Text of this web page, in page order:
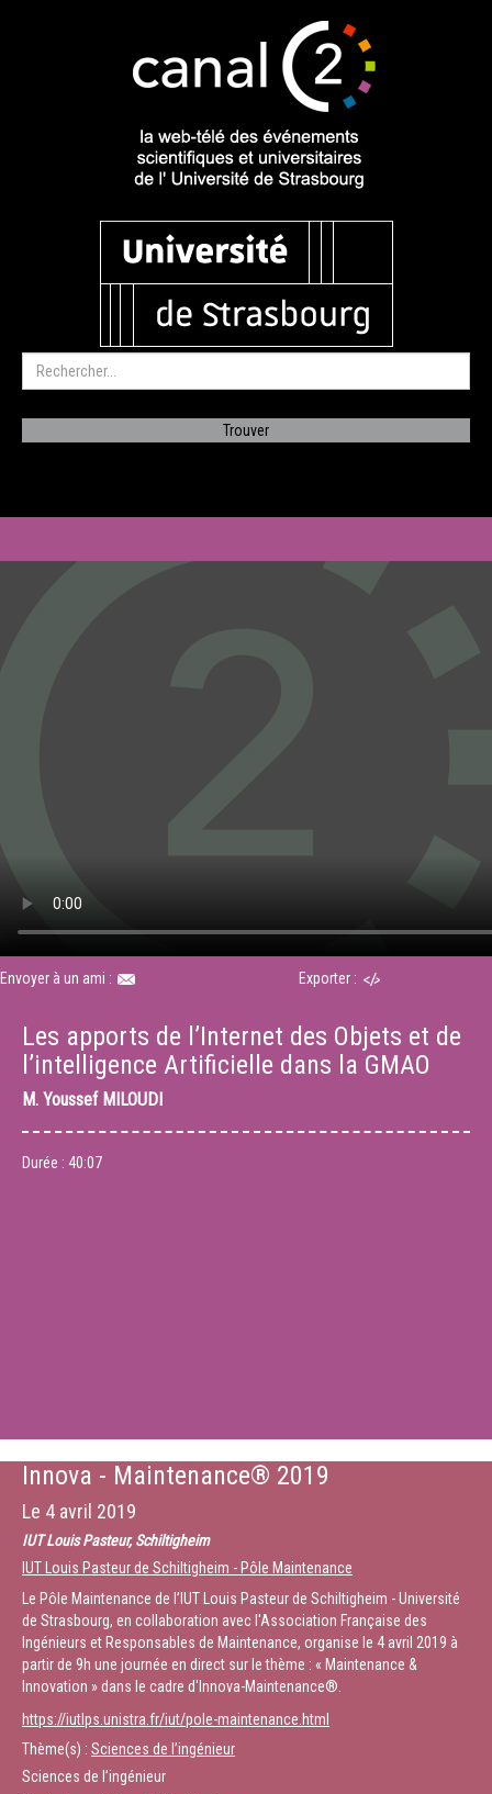
Envoyer à un ami : Exporter :
Les apports de l’Internet des Objets et de
l’intelligence Artificielle dans la GMAO
M. Youssef MILOUDI
Durée : 40:07
Innova - Maintenance® 2019
Le 4 avril 2019
IUT Louis Pasteur, Schiltigheim
IUT Louis Pasteur de Schiltigheim - Pôle Maintenance
Le Pôle Maintenance de l’IUT Louis Pasteur de Schiltigheim - Université
de Strasbourg, en collaboration avec l'Association Française des
Ingénieurs et Responsables de Maintenance, organise le 4 avril 2019 à
partir de 9h une journée en direct sur le thème : « Maintenance &
Innovation » dans le cadre d'Innova-Maintenance®.
https://iutlps.unistra.fr/iut/pole-maintenance.html
Thème(s) : Sciences de l’ingénieur
Sciences de l’ingénieur